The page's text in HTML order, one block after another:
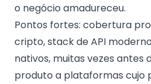
o negócio amadureceu.
Pontos fortes: cobertura
cripto, stack de API
nativos, muitas vezes antes
produto a plataformas cujo